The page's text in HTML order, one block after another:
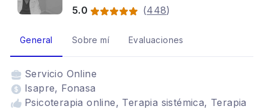
5.0
(448)
General Sobre mí Evaluaciones
Servicio Online
Isapre, Fonasa
Psicoterapia online, Terapia sistémica, Terapia